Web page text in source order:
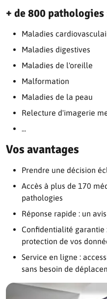
+ de 800 pathologies
Maladies
Maladies digestives
Maladies de l'oreille
Malformation
Maladies de la peau
Relecture d'imagerie
...
Vos avantages
Prendre une décision
Accès à plus de 170
pathologies
Réponse rapide : un
Confidentialité garantie
protection de vos
Service en ligne :
sans besoin de